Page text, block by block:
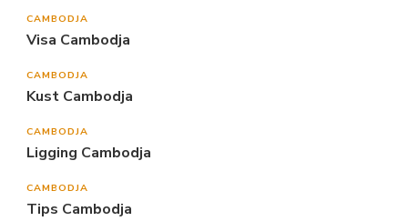
CAMBODJA
Visa Cambodja
CAMBODJA
Kust Cambodja
CAMBODJA
Ligging Cambodja
CAMBODJA
Tips Cambodja